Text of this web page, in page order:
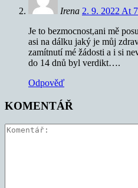
Irena 2. 9. 2022 At
Je to bezmocnost,ani mě
asi na dálku jaký je můj
zamítnutí mé žádosti a i si
do 14 dnů byl verdikt….
Odpověď
KOMENTÁŘ